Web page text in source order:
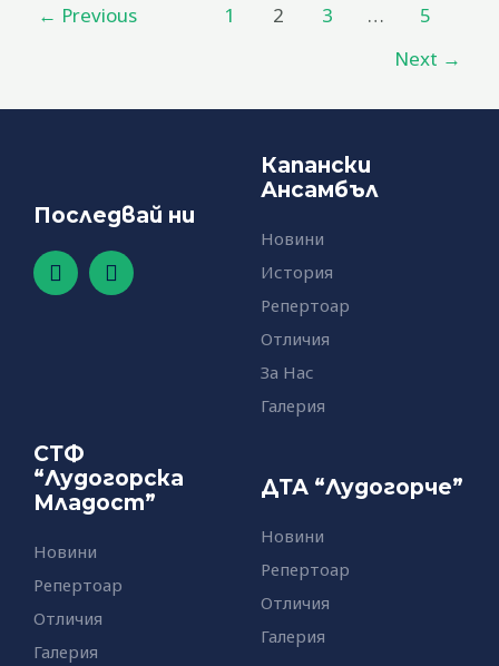
← Previous 1 2 3 …
5
Next →
Последвай ни
F
a
c
-
f
Y
o
u
Капански
Ансамбъл
Новини
История
Репертоар
Отличия
За Нас
Галерия
СТФ
“Лудогорска
Младост”
Новини
Репертоар
Отличия
Галерия
ДТА “Лудогорче”
Новини
Репертоар
Отличия
Галерия